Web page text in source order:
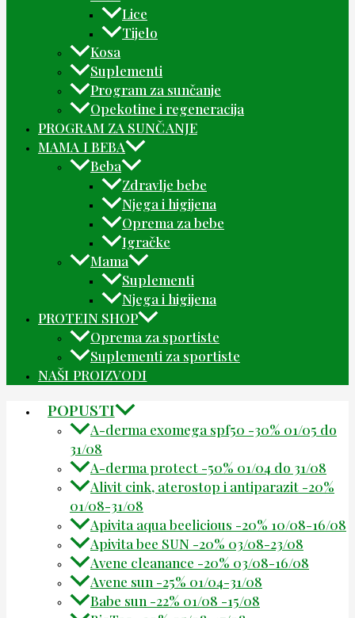
Lice
Tijelo
Kosa
Suplementi
Program za sunčanje
Opekotine i regeneracija
PROGRAM ZA SUNČANJE
MAMA I BEBA
Beba
Zdravlje bebe
Njega i higijena
Oprema za bebe
Igračke
Mama
Suplementi
Njega i higijena
PROTEIN SHOP
Oprema za sportiste
Suplementi za sportiste
NAŠI PROIZVODI
POPUSTI
A-derma exomega spf50 -30% 01/05 do
31/08
A-derma protect -50% 01/04 do 31/08
Alivit cink, aterostop i antiparazit -20%
01/08-31/08
Apivita aqua beelicious -20% 10/08-16/08
Apivita bee SUN -20% 03/08-23/08
Avene cleanance -20% 03/08-16/08
Avene sun -25% 01/04-31/08
Babe sun -22% 01/08 -15/08